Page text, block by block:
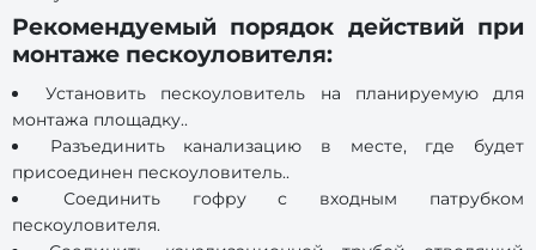
Рекомендуемый порядок действий при
монтаже пескоуловителя:
Установить пескоуловитель на планируемую для
монтажа площадку..
Разъединить канализацию в месте, где будет
присоединен пескоуловитель..
Соединить гофру с входным патрубком
пескоуловителя.